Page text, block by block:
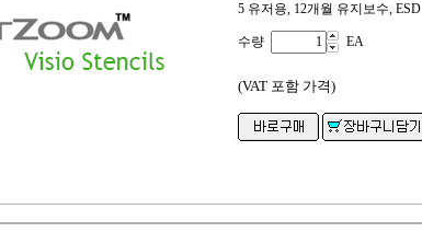
5 유저용, 12개월 유지보수, ESD
수량 EA
(VAT 포함 가격)